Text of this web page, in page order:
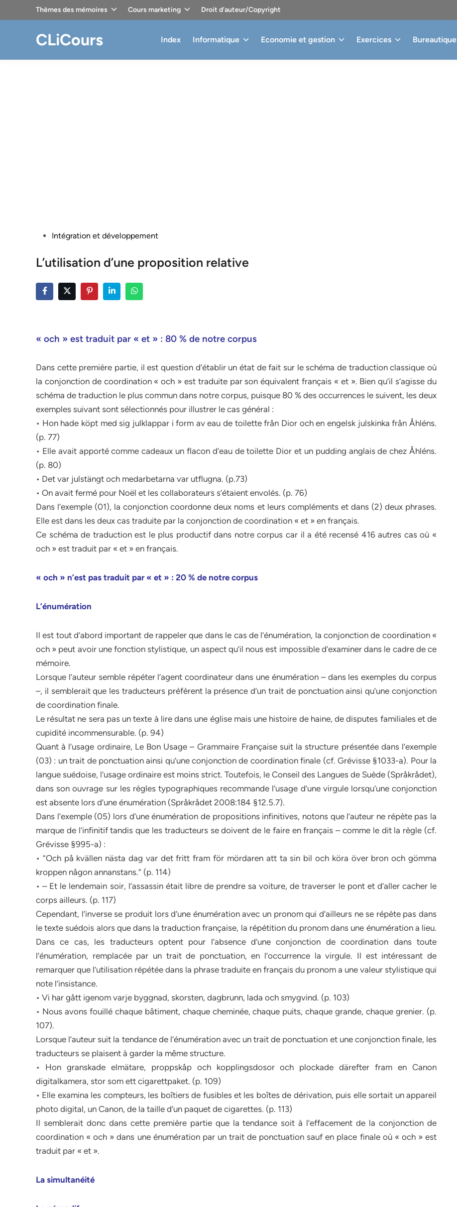
Thèmes des mémoires Cours marketing Droit d’auteur/Copyright
CLiCours Index Informatique Economie et gestion Exercices Bureautique
PostedIntégration et développement
L’utilisation d’une proposition relative
« och » est traduit par « et » : 80 % de notre corpus
Dans cette première partie, il est question d’établir un état de fait sur le schéma de traduction classique où
la conjonction de coordination « och » est traduite par son équivalent français « et ». Bien qu’il s’agisse du
schéma de traduction le plus commun dans notre corpus, puisque 80 % des occurrences le suivent, les deux
exemples suivant sont sélectionnés pour illustrer le cas général :
• Hon hade köpt med sig julklappar i form av eau de toilette från Dior och en engelsk julskinka från Åhléns.
(p. 77)
• Elle avait apporté comme cadeaux un flacon d’eau de toilette Dior et un pudding anglais de chez Åhléns.
(p. 80)
• Det var julstängt och medarbetarna var utflugna. (p.73)
• On avait fermé pour Noël et les collaborateurs s’étaient envolés. (p. 76)
Dans l’exemple (01), la conjonction coordonne deux noms et leurs compléments et dans (2) deux phrases.
Elle est dans les deux cas traduite par la conjonction de coordination « et » en français.
Ce schéma de traduction est le plus productif dans notre corpus car il a été recensé 416 autres cas où «
och » est traduit par « et » en français.
« och » n’est pas traduit par « et » : 20 % de notre corpus
L’énumération
Il est tout d’abord important de rappeler que dans le cas de l’énumération, la conjonction de coordination «
och » peut avoir une fonction stylistique, un aspect qu’il nous est impossible d’examiner dans le cadre de ce
mémoire.
Lorsque l’auteur semble répéter l’agent coordinateur dans une énumération – dans les exemples du corpus
–, il semblerait que les traducteurs préfèrent la présence d’un trait de ponctuation ainsi qu’une conjonction
de coordination finale.
Le résultat ne sera pas un texte à lire dans une église mais une histoire de haine, de disputes familiales et de
cupidité incommensurable. (p. 94)
Quant à l’usage ordinaire, Le Bon Usage – Grammaire Française suit la structure présentée dans l’exemple
(03) : un trait de ponctuation ainsi qu’une conjonction de coordination finale (cf. Grévisse §1033-a). Pour la
langue suédoise, l’usage ordinaire est moins strict. Toutefois, le Conseil des Langues de Suède (Språkrådet),
dans son ouvrage sur les règles typographiques recommande l’usage d’une virgule lorsqu’une conjonction
est absente lors d’une énumération (Språkrådet 2008:184 §12.5.7).
Dans l’exemple (05) lors d’une énumération de propositions infinitives, notons que l’auteur ne répète pas la
marque de l’infinitif tandis que les traducteurs se doivent de le faire en français – comme le dit la règle (cf.
Grévisse §995-a) :
• ”Och på kvällen nästa dag var det fritt fram för mördaren att ta sin bil och köra över bron och gömma
kroppen någon annanstans.” (p. 114)
• – Et le lendemain soir, l’assassin était libre de prendre sa voiture, de traverser le pont et d’aller cacher le
corps ailleurs. (p. 117)
Cependant, l’inverse se produit lors d’une énumération avec un pronom qui d’ailleurs ne se répète pas dans
le texte suédois alors que dans la traduction française, la répétition du pronom dans une énumération a lieu.
Dans ce cas, les traducteurs optent pour l’absence d’une conjonction de coordination dans toute
l’énumération, remplacée par un trait de ponctuation, en l’occurrence la virgule. Il est intéressant de
remarquer que l’utilisation répétée dans la phrase traduite en français du pronom a une valeur stylistique qui
note l’insistance.
• Vi har gått igenom varje byggnad, skorsten, dagbrunn, lada och smygvind. (p. 103)
• Nous avons fouillé chaque bâtiment, chaque cheminée, chaque puits, chaque grande, chaque grenier. (p.
107).
Lorsque l’auteur suit la tendance de l’énumération avec un trait de ponctuation et une conjonction finale, les
traducteurs se plaisent à garder la même structure.
• Hon granskade elmätare, proppskåp och kopplingsdosor och plockade därefter fram en Canon
digitalkamera, stor som ett cigarettpaket. (p. 109)
• Elle examina les compteurs, les boîtiers de fusibles et les boîtes de dérivation, puis elle sortait un appareil
photo digital, un Canon, de la taille d’un paquet de cigarettes. (p. 113)
Il semblerait donc dans cette première partie que la tendance soit à l’effacement de la conjonction de
coordination « och » dans une énumération par un trait de ponctuation sauf en place finale où « och » est
traduit par « et ».
La simultanéité